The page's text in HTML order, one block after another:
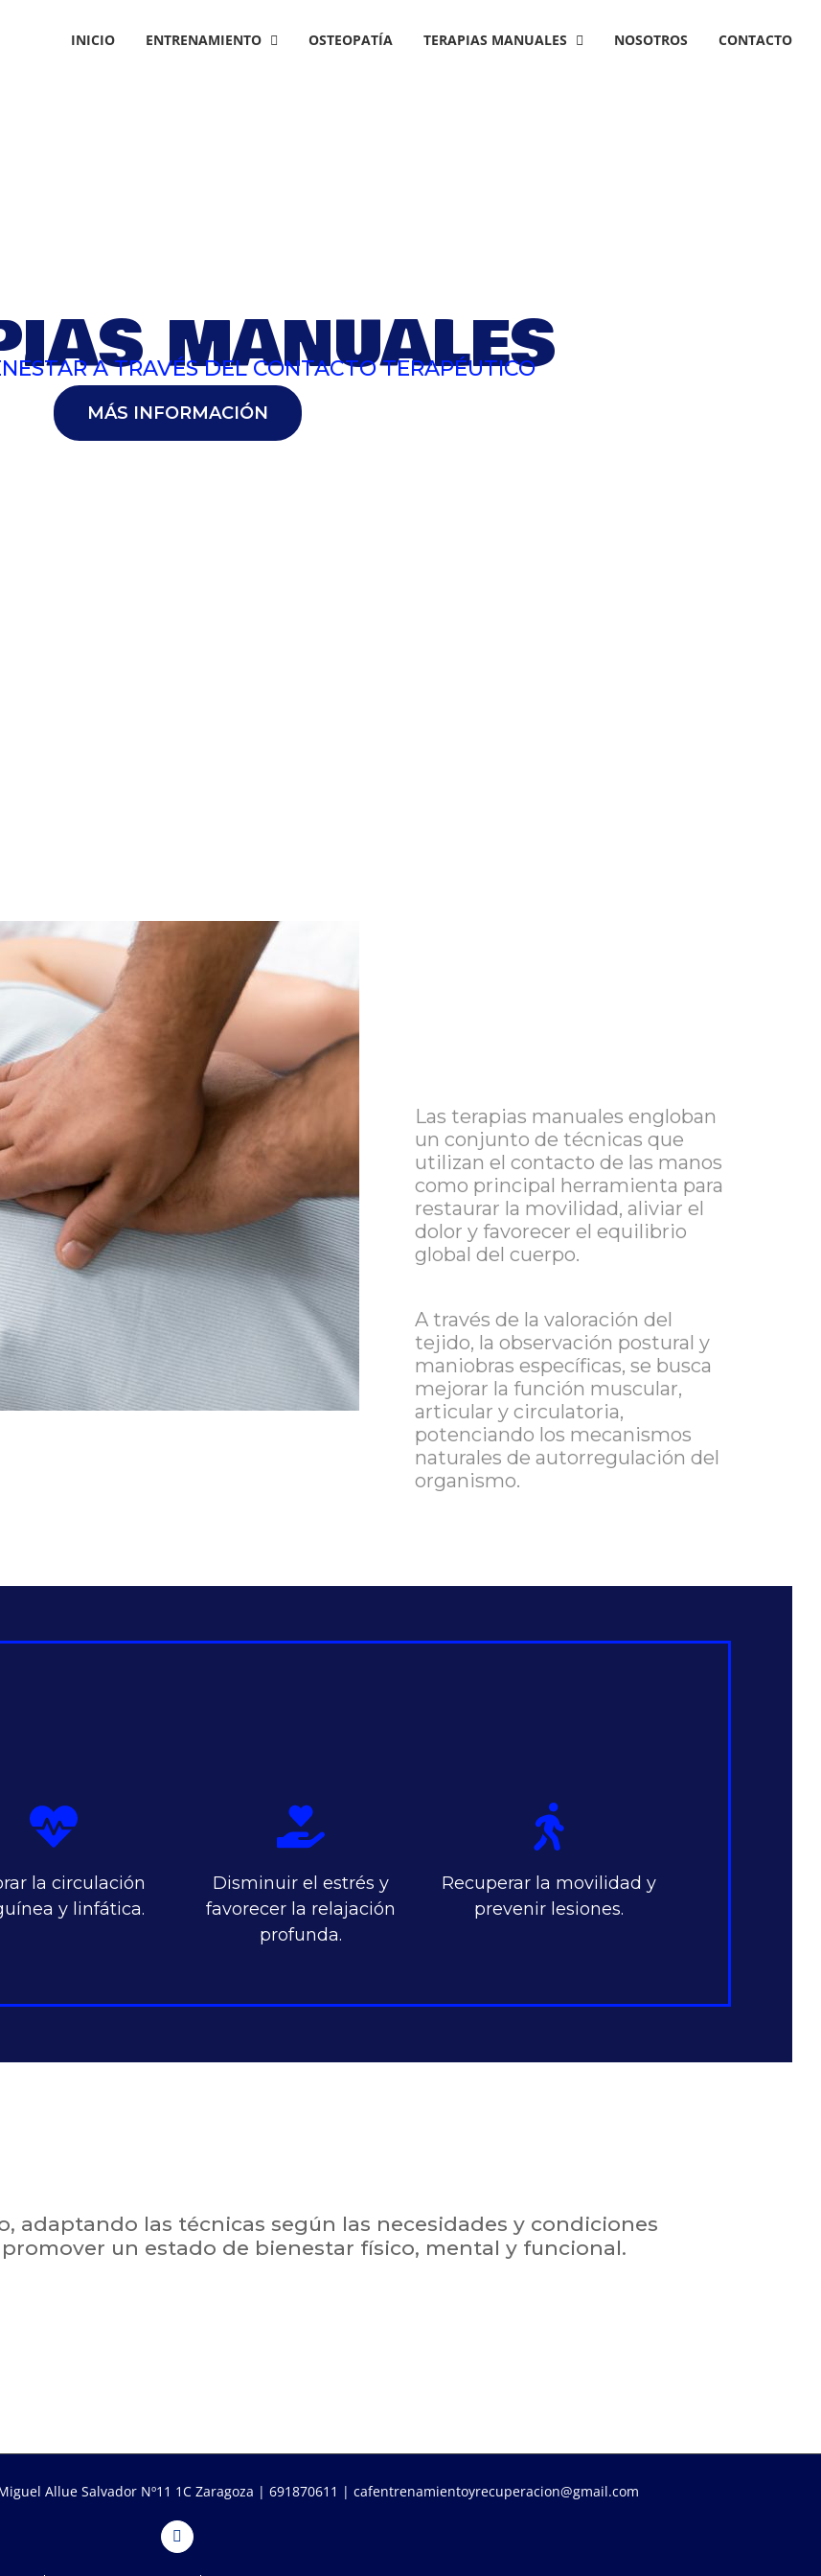
INICIO ENTRENAMIENTO OSTEOPATÍA TERAPIAS MANUALES NOSOTROS CONTACTO
MANUALES
A TRAVÉS DEL CONTACTO TERAPÉUTICO
MÁS INFORMACIÓN
Las terapias manuales engloban
un conjunto de técnicas que
utilizan el contacto de las manos
como principal herramienta para
restaurar la movilidad, aliviar el
dolor y favorecer el equilibrio
global del cuerpo.
A través de la valoración del
tejido, la observación postural y
maniobras específicas, se busca
mejorar la función muscular,
articular y circulatoria,
potenciando los mecanismos
naturales de autorregulación del
organismo.
la circulación
y linfática.
Disminuir el estrés y
favorecer la relajación
profunda.
Recuperar la movilidad y
prevenir lesiones.
adaptando las técnicas según las necesidades y condiciones
un estado de bienestar físico, mental y funcional.
Allue Salvador Nº11 1C Zaragoza | 691870611 | cafentrenamientoyrecuperacion@gmail.com